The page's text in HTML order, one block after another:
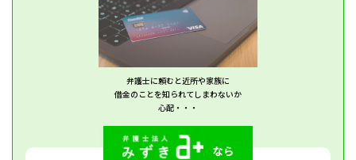
弁護士に頼むと近所や家族に
借金のことを知られてしまわないか
心配・・・